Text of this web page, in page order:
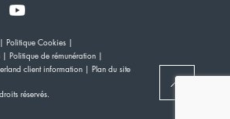
Ardian
on
on
Jobs
réservés.
Politique Cookies
Politique de rémunération
client information Plan du site